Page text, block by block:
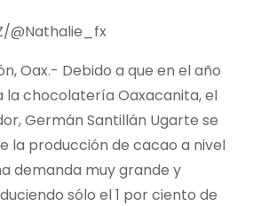
@Nathalie_fx
Oax.- Debido a que en el año
la chocolatería Oaxacanita, el
Germán Santillán Ugarte se
la producción de cacao a nivel
demanda muy grande y
sólo el 1 por ciento de